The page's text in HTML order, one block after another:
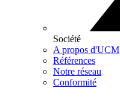
Société
A propos d'UCM
Références
Notre réseau
Conformité